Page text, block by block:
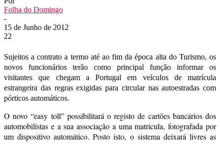
Folha do Domingo
-
15 de Junho de 2012
22
Sujeitos a contrato a termo até ao fim da época alta do Turismo, os
novos funcionários terão como principal função informar os
visitantes que chegam a Portugal em veículos de matrícula
estrangeira das regras exigidas para circular nas autoestradas com
pórticos automáticos.
O novo “easy toll” possibilitará o registo de cartões bancários dos
automobilistas e a sua associação a uma matrícula, fotografada por
um dispositivo automático. Posto isto, o sistema deixará livres as